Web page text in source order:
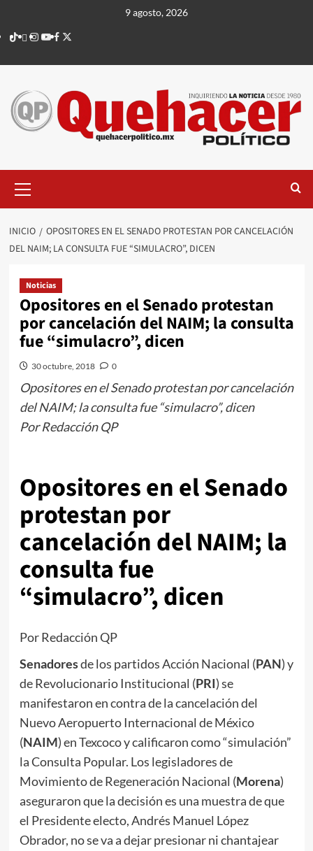
contenido
9 agosto, 2026
TikTok
threads
Instagram
Youtube
Facebook
X
principal
INICIO
OPOSITORES EN EL SENADO PROTESTAN POR CANCELACIÓN
DEL NAIM; LA CONSULTA FUE “SIMULACRO”, DICEN
Noticias
Opositores en el Senado protestan
por cancelación del NAIM; la consulta
fue “simulacro”, dicen
30 octubre, 2018 0
Opositores en el Senado protestan por cancelación
del NAIM; la consulta fue “simulacro”, dicen
Por Redacción QP
Opositores en el Senado
protestan por
cancelación del NAIM; la
consulta fue
“simulacro”, dicen
Por Redacción QP
Senadoresde los partidos Acción Nacional (PAN) y
de Revolucionario Institucional (PRI) se
manifestaron en contra de la cancelación del
Nuevo Aeropuerto Internacional de México
(NAIM) en Texcoco y calificaron como “simulación”
la Consulta Popular. Los legisladores de
Movimiento de Regeneración Nacional (Morena)
aseguraron que la decisión es una muestra de que
el Presidente electo, Andrés Manuel López
Obrador, no se va a dejar presionar ni chantajear